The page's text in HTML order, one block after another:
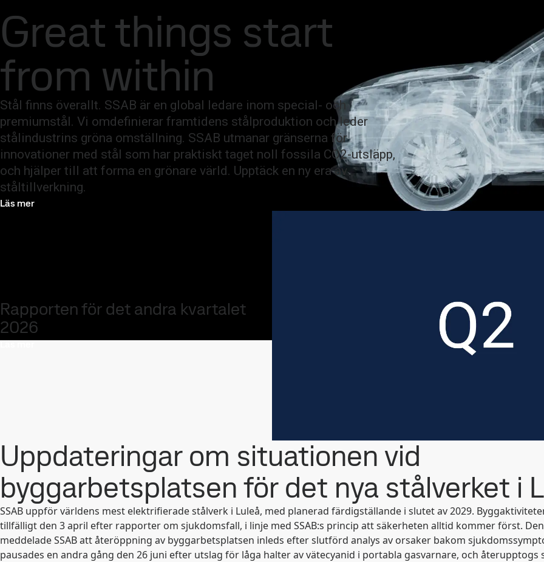
Varumärken & produkter Fossilfritt stål Kontakta oss MySSAB
Great things start
from within
Stål finns överallt. SSAB är en global ledare inom special- och
premiumstål. Vi omdefinierar framtidens stålproduktion och leder
stålindustrins gröna omställning. SSAB utmanar gränserna för
innovationer med stål som har praktiskt taget noll fossila CO2-utsläpp,
och hjälper till att forma en grönare värld. Upptäck en ny era av
ståltillverkning.
Läs mer
Rapporten för det andra kvartalet
2026
Läs mer
Uppdateringar om situationen vid
byggarbetsplatsen för det nya stålverket i
SSAB uppför världens mest elektrifierade stålverk i Luleå, med planerad färdigställande i slutet av 2029.
tillfälligt den 3 april efter rapporter om sjukdomsfall, i linje med SSAB:s princip att säkerheten alltid kommer först.
meddelade SSAB att återöppning av byggarbetsplatsen inleds efter slutförd analys av orsaker bakom
pausades en andra gång den 26 juni efter utslag för låga halter av vätecyanid i portabla gasvarnare, och återupptogs